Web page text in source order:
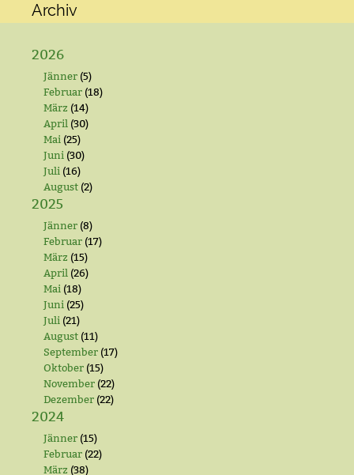
Archiv
2026
Jänner (5)
Februar (18)
März (14)
April (30)
Mai (25)
Juni (30)
Juli (16)
August (2)
2025
Jänner (8)
Februar (17)
März (15)
April (26)
Mai (18)
Juni (25)
Juli (21)
August (11)
September (17)
Oktober (15)
November (22)
Dezember (22)
2024
Jänner (15)
Februar (22)
März (38)